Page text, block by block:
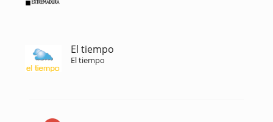
El tiempo
El tiempo